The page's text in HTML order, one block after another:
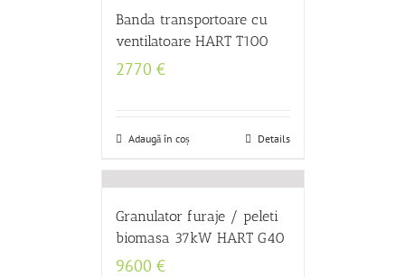
Banda transportoare cu
ventilatoare HART T100
2770 €
Adaugă în coș Details
Granulator furaje / peleti
biomasa 37kW HART G40
9600 €